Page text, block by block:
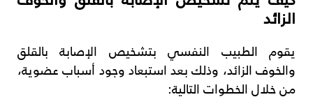
الزائد
يقوم الطبيب النفسي بتشخيص الإصابة بالقلق
والخوف الزائد، وذلك بعد استبعاد وجود أسباب عضوية،
من خلال الخطوات التالية: